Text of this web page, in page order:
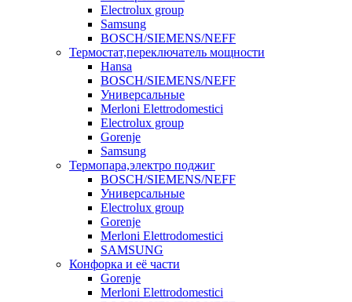
Electrolux group
Samsung
BOSCH/SIEMENS/NEFF
Термостат,переключатель мощности
Hansa
BOSCH/SIEMENS/NEFF
Универсальные
Merloni Elettrodomestici
Electrolux group
Gorenje
Samsung
Термопара,электро поджиг
BOSCH/SIEMENS/NEFF
Универсальные
Electrolux group
Gorenje
Merloni Elettrodomestici
SAMSUNG
Конфорка и её части
Gorenje
Merloni Elettrodomestici